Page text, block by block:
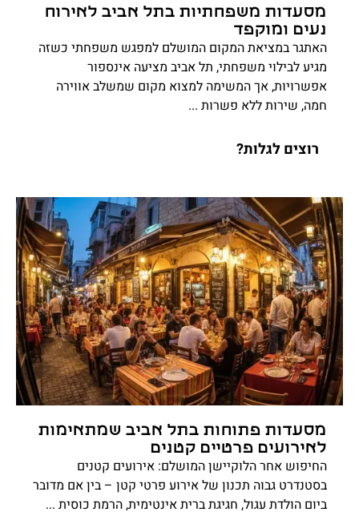
מסעדות משפחתיות בתל אביב לאירוח
נעים ומוקפד
האתגר במציאת המקום המושלם למפגש משפחתי כשזה
מגיע לבילוי משפחתי, תל אביב מציעה אינספור
אפשרויות, אך המשימה למצוא מקום שמשלב אווירה
חמה, שירות ללא פשרות ...
רוצים לגלות?
מסעדות פתוחות בתל אביב שמתאימות
לאירועים פרטיים קטנים
החיפוש אחר הלוקיישן המושלם: אירועים קטנים
בסטנדרט גבוה תכנון של אירוע פרטי קטן – בין אם מדובר
ביום הולדת עגול, חגיגת ברית אינטימית, הרמת כוסית ...